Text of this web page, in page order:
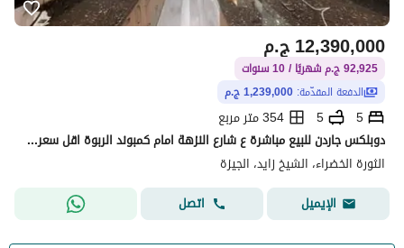
ج.م12,390,000
92,925 ج.م شهريًا / 10 سنوات
الدفعة المقدّمة: 1,239,000 ج.م
5
5
354 متر مربع
دوبلكس جاردن للبيع مباشرة ع شارع النزهة امام كمبوند الربوة اقل سعر متر تقسيط ع 10 سنين
الثورة الخضراء، الشيخ زايد، الجيزة
الإيميل
اتصل